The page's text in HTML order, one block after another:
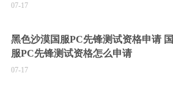
07-17
黑色沙漠国服PC先锋测试资格申请 国
服PC先锋测试资格怎么申请
07-17